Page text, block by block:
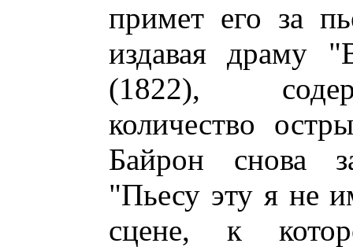
примет его за
издавая драму
(1822),
количество
Байрон снова
"Пьесу эту я не
сцене, к